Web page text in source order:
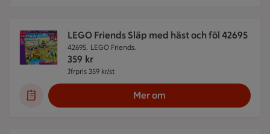
LEGO Friends Släp med häst och föl 42695
42695. LEGO Friends.
359 kr
Jfrpris 359 kr/st
Mer om